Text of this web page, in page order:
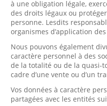
à une obligation légale,
des droits légaux ou
personne. Lesdits
organismes d’application
Nous pouvons également
caractère personnel à des
de la totalité ou de la quasi-
cadre d’une vente ou d’un
Vos données à caractère
partagées avec les entités